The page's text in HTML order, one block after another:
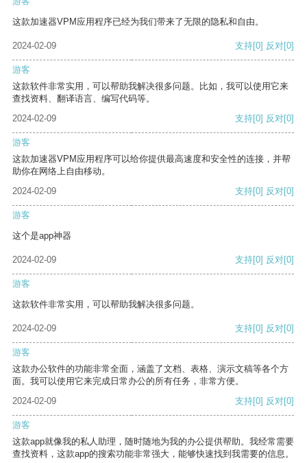
这款加速器VPM应用程序已经为我们带来了无限的隐私和自由。
2024-02-09 支持[0] 反对[0]
游客
这款软件非常实用，可以帮助我解决很多问题。比如，我可以使用它来
查找资料、翻译语言、编写代码等。
2024-02-09
支持[0] 反对[0]
游客
这款加速器VPM应用程序可以给你提供最高速度和安全性的连接，并帮
助你在网络上自由移动。
2024-02-09
支持[0] 反对[0]
游客
这个是app神器
2024-02-09 支持[0] 反对[0]
游客
这款软件非常实用，可以帮助我解决很多问题。
2024-02-09 支持[0] 反对[0]
游客
这款办公软件的功能非常全面，涵盖了文档、表格、演示文稿等各个方
面。我可以使用它来完成日常办公的所有任务，非常方便。
2024-02-09
支持[0] 反对[0]
游客
这款app就像我的私人助理，随时随地为我的办公提供帮助。我经常需要
查找资料，这款app的搜索功能非常强大，能够快速找到我需要的信息。